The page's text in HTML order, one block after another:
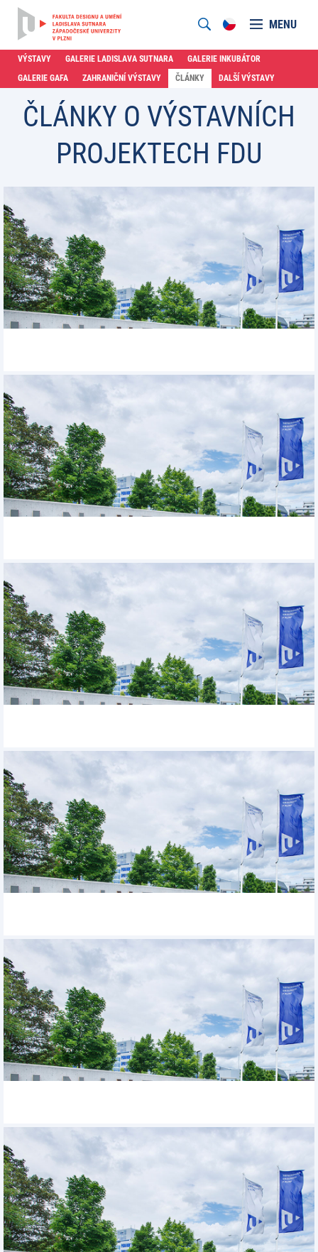
MENU
VÝSTAVY GALERIE LADISLAVA SUTNARA
GALERIE INKUBÁTOR
GALERIE GAFA
ZAHRANIČNÍ VÝSTAVY ČLÁNKY DALŠÍ VÝSTAVY
ČLÁNKY O VÝSTAVNÍCH
PROJEKTECH FDU